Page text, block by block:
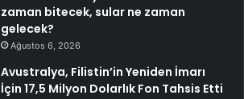
zaman bitecek, sular ne zaman
gelecek?
Ağustos 6, 2026
Avustralya, Filistin’in Yeniden İmarı
İçin 17,5 Milyon Dolarlık Fon Tahsis Etti